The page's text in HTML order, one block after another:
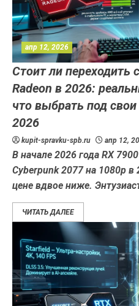
апр 12, 2026
Стоит ли переходить
Radeon в 2026:
что выбрать под
2026
kupit-spravku-spb.ru апр 12,
В начале 2026 года RX
Cyberpunk 2077 на 1080p в
цене вдвое ниже.
ЧИТАТЬ ДАЛЕЕ